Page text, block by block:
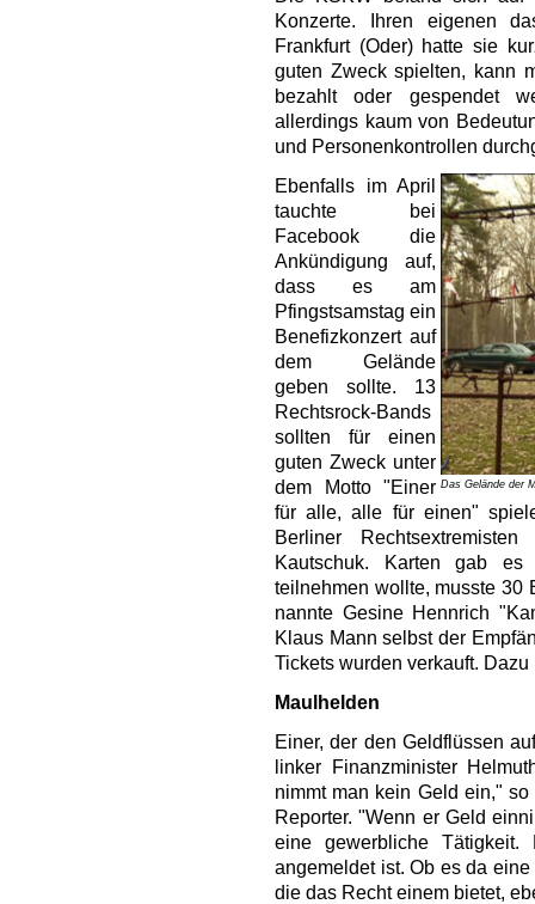
Konzerte. Ihren eigenen
Frankfurt (Oder) hatte sie
guten Zweck spielten, kann
bezahlt oder gespendet
allerdings kaum von
und Personenkontrollen
Das Gelände der
Ebenfalls im April
tauchte bei
Facebook die
Ankündigung auf,
dass es am
Pfingstsamstag ein
Benefizkonzert auf
dem Gelände
geben sollte. 13
Rechtsrock-Bands
sollten für einen
guten Zweck unter
dem Motto "Einer
für alle, alle für einen"
Berliner
Kautschuk. Karten gab es
teilnehmen wollte, musste 30
nannte Gesine Hennrich
Klaus Mann selbst der
Tickets wurden verkauft.
Maulhelden
Einer, der den Geldflüssen
linker Finanzminister
nimmt man kein Geld ein,"
Reporter. "Wenn er Geld
eine gewerbliche
angemeldet ist. Ob es da
die das Recht einem bietet,